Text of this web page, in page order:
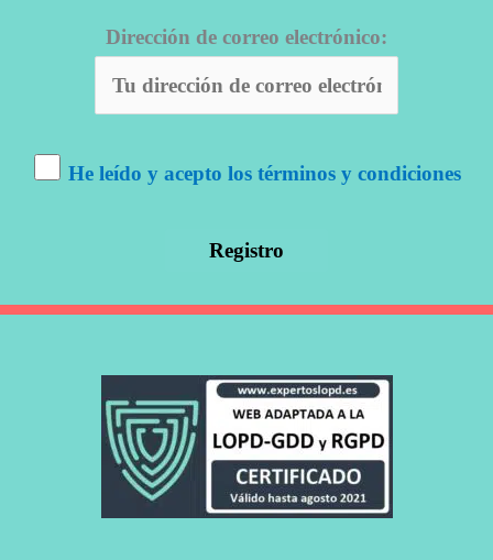
Dirección de correo electrónico:
He leído y acepto los términos y condiciones